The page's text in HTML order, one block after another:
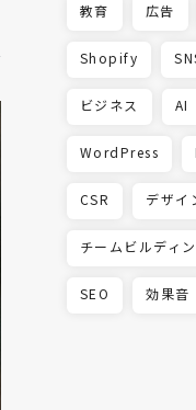
教育 広告
Shopify
ビジネス AI
WordPress
CSR デザイ
チームビルディ
SEO 効果音